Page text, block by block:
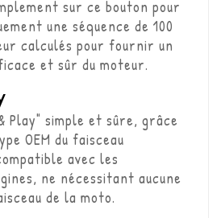
sur ce bouton pour
une séquence de 100
calculés pour fournir un
et sûr du moteur.
Play" simple et sûre, grâce
OEM du faisceau
avec les
ne nécessitant aucune
de la moto.